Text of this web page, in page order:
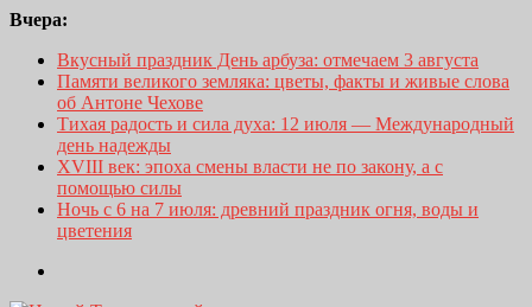
Вчера:
Вкусный праздник День арбуза: отмечаем 3 августа
Памяти великого земляка: цветы, факты и живые слова
об Антоне Чехове
Тихая радость и сила духа: 12 июля — Международный
день надежды
XVIII век: эпоха смены власти не по закону, а с
помощью силы
Ночь с 6 на 7 июля: древний праздник огня, воды и
цветения